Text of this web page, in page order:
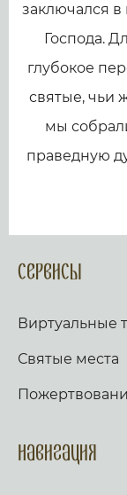
заключался
Господа.
глубокое
святые, чьи
мы
праведную
Сервисы
Виртуальные
Святые места
Навигация